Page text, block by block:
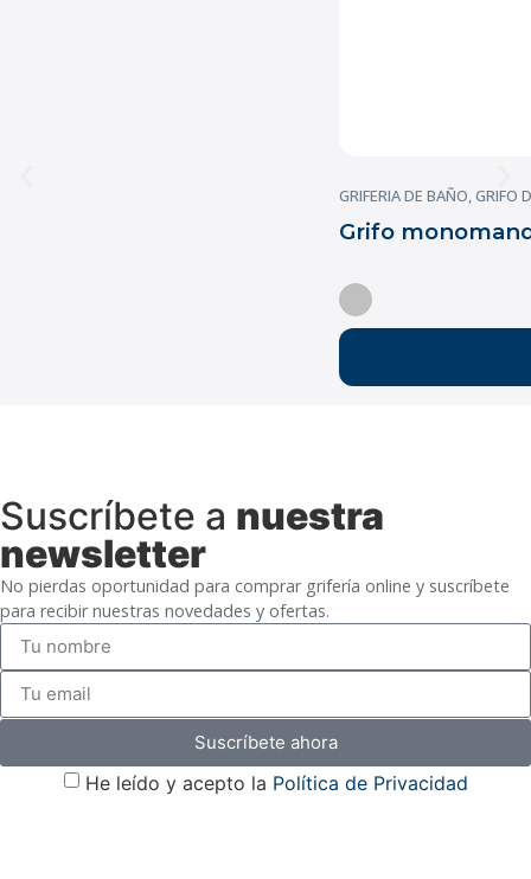
GRIFERIA DE BAÑO,GRIFO
Grifo
Suscríbete a nuestra
newsletter
No pierdas oportunidad para comprar grifería online y suscríbete
para recibir nuestras novedades y ofertas.
Suscríbete ahora
He leído y acepto la Política de Privacidad